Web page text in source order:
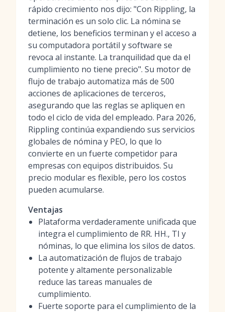
rápido crecimiento nos dijo: "Con Rippling, la
terminación es un solo clic. La nómina se
detiene, los beneficios terminan y el acceso a
su computadora portátil y software se
revoca al instante. La tranquilidad que da el
cumplimiento no tiene precio". Su motor de
flujo de trabajo automatiza más de 500
acciones de aplicaciones de terceros,
asegurando que las reglas se apliquen en
todo el ciclo de vida del empleado. Para 2026,
Rippling continúa expandiendo sus servicios
globales de nómina y PEO, lo que lo
convierte en un fuerte competidor para
empresas con equipos distribuidos. Su
precio modular es flexible, pero los costos
pueden acumularse.
Ventajas
Plataforma verdaderamente unificada que
integra el cumplimiento de RR. HH., TI y
nóminas, lo que elimina los silos de datos.
La automatización de flujos de trabajo
potente y altamente personalizable
reduce las tareas manuales de
cumplimiento.
Fuerte soporte para el cumplimiento de la